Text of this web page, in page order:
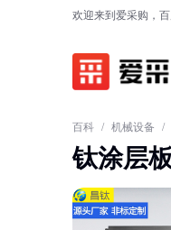
欢迎来到爱采购，
百科 / 机械设备 /
钛涂层板